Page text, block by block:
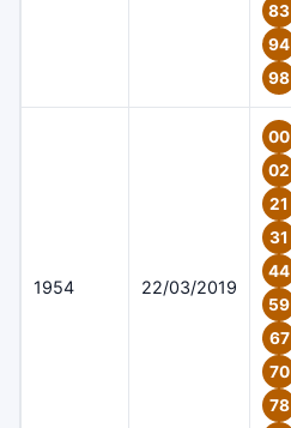
83
94
98
1954 22/03/2019
00
02
21
31
44
59
67
70
78